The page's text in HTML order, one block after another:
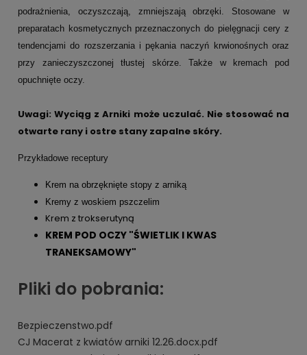
podrażnienia, oczyszczają, zmniejszają obrzęki. Stosowane w
preparatach kosmetycznych przeznaczonych do pielęgnacji cery z
tendencjami do rozszerzania i pękania naczyń krwionośnych oraz
przy zanieczyszczonej tłustej skórze. Także w kremach pod
opuchnięte oczy.
Uwagi: Wyciąg z Arniki może uczulać. Nie stosować na
otwarte rany i ostre stany zapalne skóry.
Przykładowe receptury
Krem na obrzęknięte stopy z arniką
Kremy z woskiem pszczelim
Krem z trokserutyną
KREM POD OCZY "ŚWIETLIK I KWAS
TRANEKSAMOWY"
Pliki do pobrania:
Bezpieczenstwo.pdf
CJ Macerat z kwiatów arniki 12.26.docx.pdf